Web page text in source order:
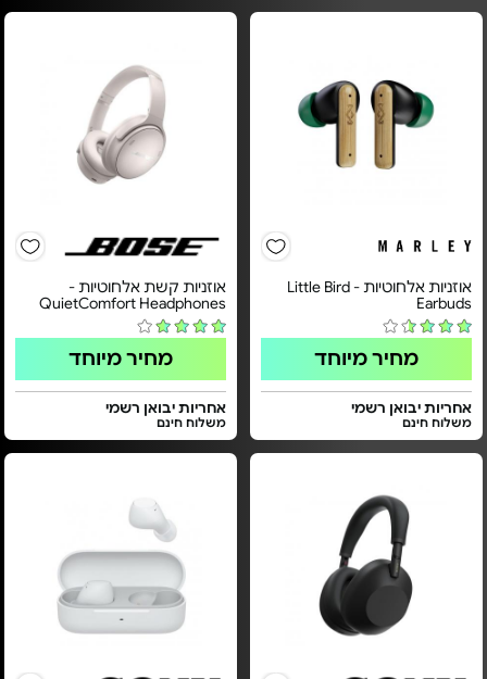
אוזניות אלחוטיות - Little Bird
Earbuds
מחיר מיוחד
אחריות יבואן רשמי
משלוח חינם
אוזניות קשת אלחוטיות -
QuietComfort Headphones
מחיר מיוחד
אחריות יבואן רשמי
משלוח חינם